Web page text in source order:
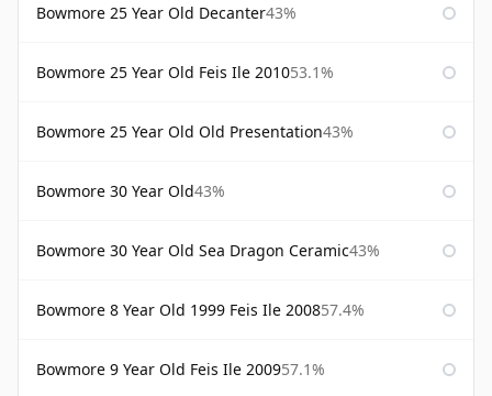
Bowmore 25 Year Old Decanter43%
Bowmore 25 Year Old Feis Ile 201053.1%
Bowmore 25 Year Old Old Presentation43%
Bowmore 30 Year Old43%
Bowmore 30 Year Old Sea Dragon Ceramic43%
Bowmore 8 Year Old 1999 Feis Ile 200857.4%
Bowmore 9 Year Old Feis Ile 200957.1%